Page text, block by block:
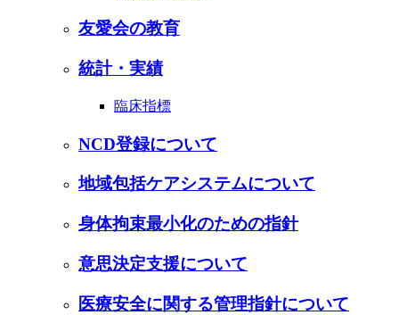
友愛会の教育
統計・実績
臨床指標
NCD登録について
地域包括ケアシステムについて
身体拘束最小化のための指針
意思決定支援について
医療安全に関する管理指針について